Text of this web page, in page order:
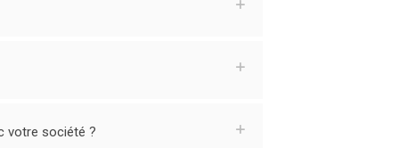
votre société ?